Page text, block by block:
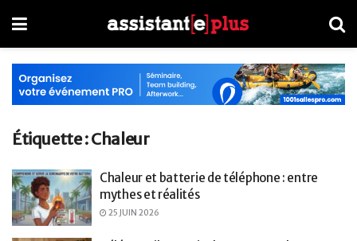
Étiquette :Chaleur
Chaleur et batterie de téléphone : entre
mythes et réalités
25 JUIN 2026